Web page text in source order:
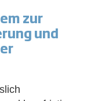
zur
und